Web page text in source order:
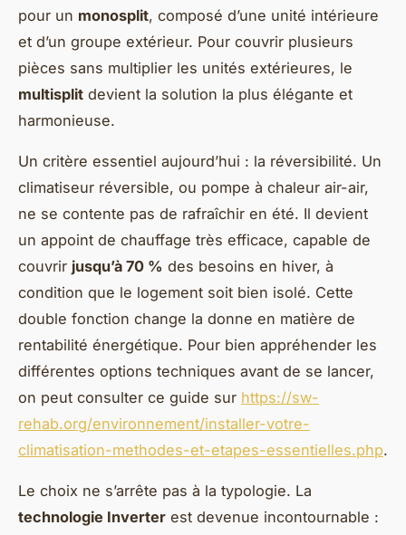
pour un monosplit, composé d’une unité intérieure
et d’un groupe extérieur. Pour couvrir plusieurs
pièces sans multiplier les unités extérieures, le
multisplit devient la solution la plus élégante et
harmonieuse.
Un critère essentiel aujourd’hui : la réversibilité. Un
climatiseur réversible, ou pompe à chaleur air-air,
ne se contente pas de rafraîchir en été. Il devient
un appoint de chauffage très efficace, capable de
couvrir jusqu’à 70 % des besoins en hiver, à
condition que le logement soit bien isolé. Cette
double fonction change la donne en matière de
rentabilité énergétique. Pour bien appréhender les
différentes options techniques avant de se lancer,
on peut consulter ce guide sur https://sw-
rehab.org/environnement/installer-votre-
climatisation-methodes-et-etapes-essentielles.php.
Le choix ne s’arrête pas à la typologie. La
technologie Inverter est devenue incontournable :